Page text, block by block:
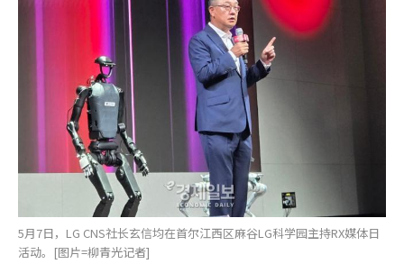
5月7日，LG CNS社长玄信均在首尔江西区麻谷LG科学园主持RX媒体日
活动。[图片=柳青光记者]